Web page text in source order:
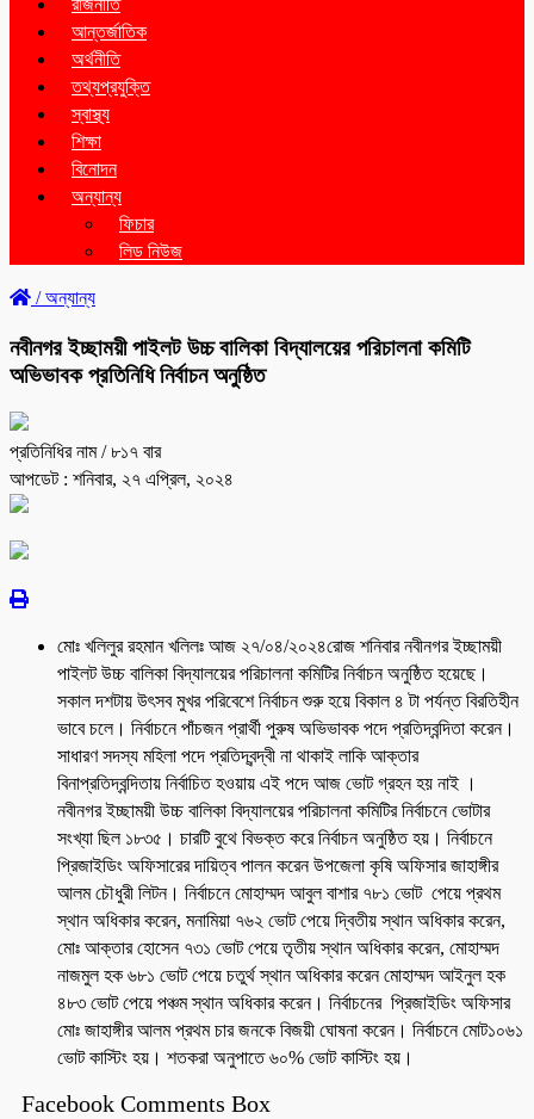
রাজনীতি
আন্তর্জাতিক
অর্থনীতি
তথ্যপ্রযুক্তি
স্বাস্থ্য
শিক্ষা
বিনোদন
অন্যান্য
ফিচার
লিড নিউজ
/অন্যান্য
নবীনগর ইচ্ছাময়ী পাইলট উচ্চ বালিকা বিদ্যালয়ের পরিচালনা কমিটি
অভিভাবক প্রতিনিধি নির্বাচন অনুষ্ঠিত
প্রতিনিধির নাম/ ৮১৭ বার
আপডেট : শনিবার, ২৭ এপ্রিল, ২০২৪
মোঃ খলিলুর রহমান খলিলঃ আজ ২৭/০৪/২০২৪রোজ শনিবার নবীনগর ইচ্ছাময়ী
পাইলট উচ্চ বালিকা বিদ্যালয়ের পরিচালনা কমিটির নির্বাচন অনুষ্ঠিত হয়েছে।
সকাল দশটায় উৎসব মুখর পরিবেশে নির্বাচন শুরু হয়ে বিকাল ৪ টা পর্যন্ত বিরতিহীন
ভাবে চলে। নির্বাচনে পাঁচজন প্রার্থী পুরুষ অভিভাবক পদে প্রতিদ্বন্দিতা করেন।
সাধারণ সদস্য মহিলা পদে প্রতিদ্বন্দ্বী না থাকাই লাকি আক্তার
বিনাপ্রতিদ্বন্দিতায় নির্বাচিত হওয়ায় এই পদে আজ ভোট গ্রহন হয় নাই ।
নবীনগর ইচ্ছাময়ী উচ্চ বালিকা বিদ্যালয়ের পরিচালনা কমিটির নির্বাচনে ভোটার
সংখ্যা ছিল ১৮৩৫। চারটি বুথে বিভক্ত করে নির্বাচন অনুষ্ঠিত হয়। নির্বাচনে
প্রিজাইডিং অফিসারের দায়িত্ব পালন করেন উপজেলা কৃষি অফিসার জাহাঙ্গীর
আলম চৌধুরী লিটন। নির্বাচনে মোহাম্মদ আবুল বাশার ৭৮১ ভোট পেয়ে প্রথম
স্থান অধিকার করেন, মনামিয়া ৭৬২ ভোট পেয়ে দ্বিতীয় স্থান অধিকার করেন,
মোঃ আক্তার হোসেন ৭৩১ ভোট পেয়ে তৃতীয় স্থান অধিকার করেন, মোহাম্মদ
নাজমুল হক ৬৮১ ভোট পেয়ে চতুর্থ স্থান অধিকার করেন মোহাম্মদ আইনুল হক
৪৮৩ ভোট পেয়ে পঞ্চম স্থান অধিকার করেন। নির্বাচনের প্রিজাইডিং অফিসার
মোঃ জাহাঙ্গীর আলম প্রথম চার জনকে বিজয়ী ঘোষনা করেন। নির্বাচনে মোট১০৬১
ভোট কাস্টিং হয়। শতকরা অনুপাতে ৬০% ভোট কাস্টিং হয়।
Facebook Comments Box